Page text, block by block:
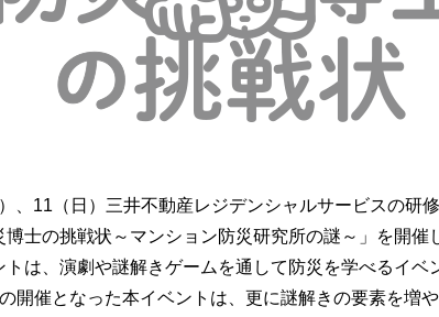
、11（日）三井不動産レジデンシャルサービスの研
博士の挑戦状～マンション防災研究所の謎～」を開催
トは、演劇や謎解きゲームを通して防災を学べるイベ
開催となった本イベントは、更に謎解きの要素を増